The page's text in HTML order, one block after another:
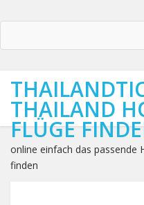
THAILAND
FLÜGE
online einfach das passende
finden